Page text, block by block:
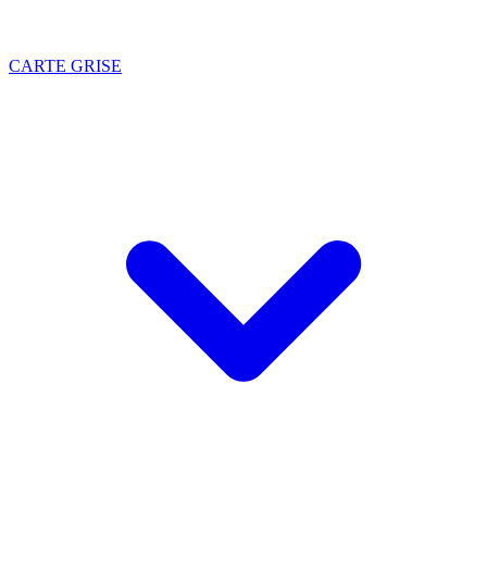
CARTE GRISE